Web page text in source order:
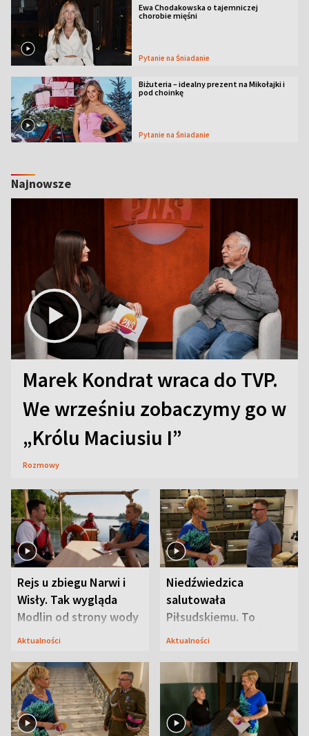
Ewa Chodakowska o tajemniczej
chorobie mięśni
Pytanie na Śniadanie
Biżuteria – idealny prezent na Mikołajki i
pod choinkę
Pytanie na Śniadanie
Najnowsze
Marek Kondrat wraca do TVP.
We wrześniu zobaczymy go w
„Królu Maciusiu I”
Rozmowy
Rejs u zbiegu Narwi i
Wisły. Tak wygląda
Modlin od strony wody
Aktualności
Niedźwiedzica
salutowała
Piłsudskiemu. To
niejedyna tajemnica
Aktualności